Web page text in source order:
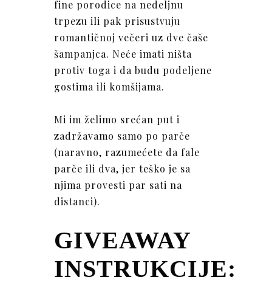
fine porodice na nedeljnu
trpezu ili pak prisustvuju
romantičnoj večeri uz dve čaše
šampanjca. Neće imati ništa
protiv toga i da budu podeljene
gostima ili komšijama.
Mi im želimo srećan put i
zadržavamo samo po parče
(naravno, razumećete da fale
parče ili dva, jer teško je sa
njima provesti par sati na
distanci).
GIVEAWAY
INSTRUKCIJE: